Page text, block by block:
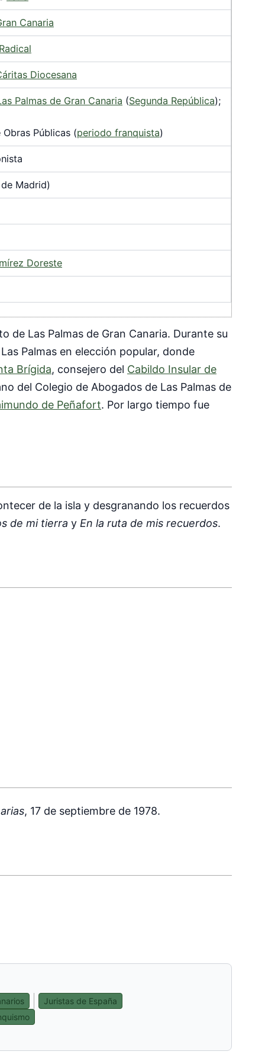
Canaria
Diocesana
Palmas de Gran Canaria (Segunda República);
Públicas (periodo franquista)
Madrid)
Doreste
de Las Palmas de Gran Canaria. Durante su
Palmas en elección popular, donde
Brígida, consejero del Cabildo Insular de
del Colegio de Abogados de Las Palmas de
de Peñafort. Por largo tiempo fue
de la isla y desgranando los recuerdos
de mi tierra y En la ruta de mis recuerdos.
, 17 de septiembre de 1978.
Juristas de España